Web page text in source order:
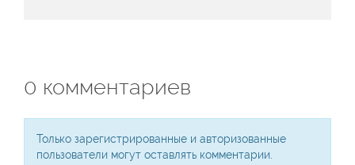
0 комментариев
Только зарегистрированные и авторизованные
пользователи могут оставлять комментарии.